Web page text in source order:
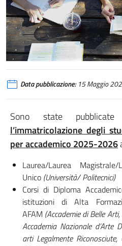
Data pubblicazione:15 Maggio
Sono state
l’immatricolazione degli
per accademico 2025-2026
Laurea/Laurea
Unico (Università/ Politecnici)
Corsi di Diploma
istituzioni di Alta
AFAM (Accademie di Belle
Accademia Nazionale d’Arte
arti Legalmente